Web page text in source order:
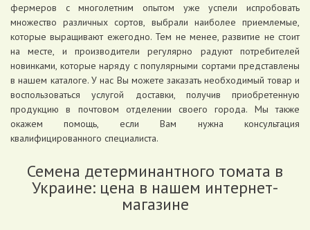
фермеров с многолетним опытом уже успели испробовать
множество различных сортов, выбрали наиболее приемлемые,
которые выращивают ежегодно. Тем не менее, развитие не стоит
на месте, и производители регулярно радуют потребителей
новинками, которые наряду с популярными сортами представлены
в нашем каталоге. У нас Вы можете заказать необходимый товар и
воспользоваться услугой доставки, получив приобретенную
продукцию в почтовом отделении своего города. Мы также
окажем помощь, если Вам нужна консультация
квалифицированного специалиста.
Семена детерминантного томата в
Украине: цена в нашем интернет-
магазине